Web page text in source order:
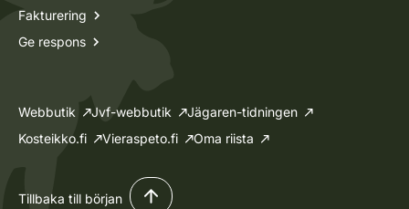
Fakturering
Ge respons
Webbutik Jvf-webbutik
Jägaren-tidningen
Kosteikko.fi
Vieraspeto.fi Oma riista
Tillbaka till början